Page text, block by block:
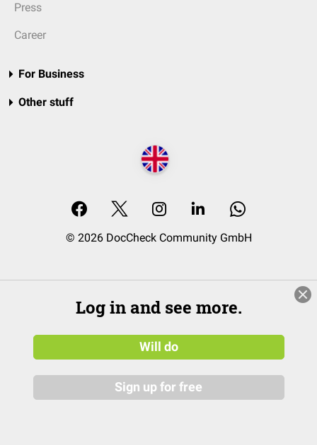
Press
Career
For Business
Other stuff
© 2026 DocCheck Community GmbH
Log in and see more.
Will do
Sign up for free